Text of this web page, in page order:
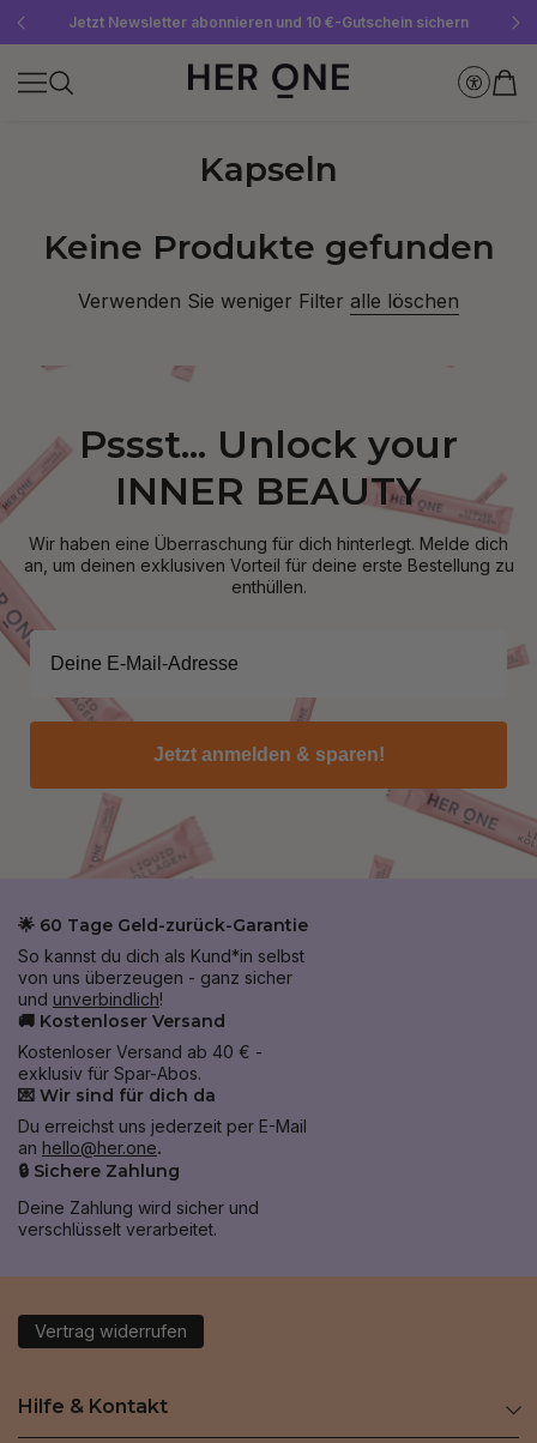
Gratis SLEEP WELL ab 69 € MBW - nur solange der Vorrat reicht!
Jetzt Newsletter abonnieren und 10 €-Gutschein sichern
Bis zu 30 % sparen mit unseren Spar-Abos
Kapseln
Keine Produkte gefunden
Verwenden Sie weniger Filter alle löschen
Pssst... Unlock your
INNER BEAUTY
Wir haben eine Überraschung für dich hinterlegt. Melde dich
an, um deinen exklusiven Vorteil für deine erste Bestellung zu
enthüllen.
Jetzt anmelden & sparen!
🌟 60 Tage Geld-zurück-Garantie
So kannst du dich als Kund*in selbst
von uns überzeugen - ganz sicher
und unverbindlich!
🚚 Kostenloser Versand
Kostenloser Versand ab 40 € -
exklusiv für Spar-Abos.
💌 Wir sind für dich da
Du erreichst uns jederzeit per E-Mail
an hello@her.one.
🔒 Sichere Zahlung
Deine Zahlung wird sicher und
verschlüsselt verarbeitet.
Vertrag widerrufen
Hilfe & Kontakt